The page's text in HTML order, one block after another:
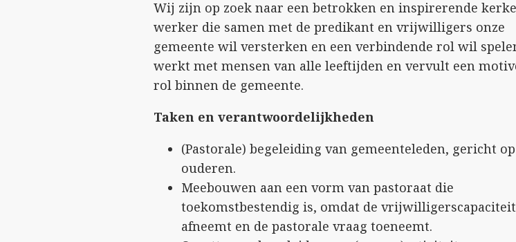
Wij zijn op zoek naar een betrokken en inspirerende
werker die samen met de predikant en vrijwilligers onze
gemeente wil versterken en een verbindende rol wil
werkt met mensen van alle leeftijden en vervult een
rol binnen de gemeente.
Taken en verantwoordelijkheden
(Pastorale) begeleiding van gemeenteleden, gericht op
ouderen.
Meebouwen aan een vorm van pastoraat die
toekomstbestendig is, omdat de vrijwilligerscapaciteit
afneemt en de pastorale vraag toeneemt.